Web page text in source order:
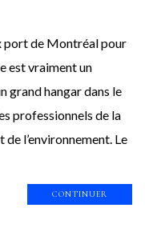
port de Montréal pour
est vraiment un
grand hangar dans le
professionnels de la
l’environnement. Le
CONTINUER